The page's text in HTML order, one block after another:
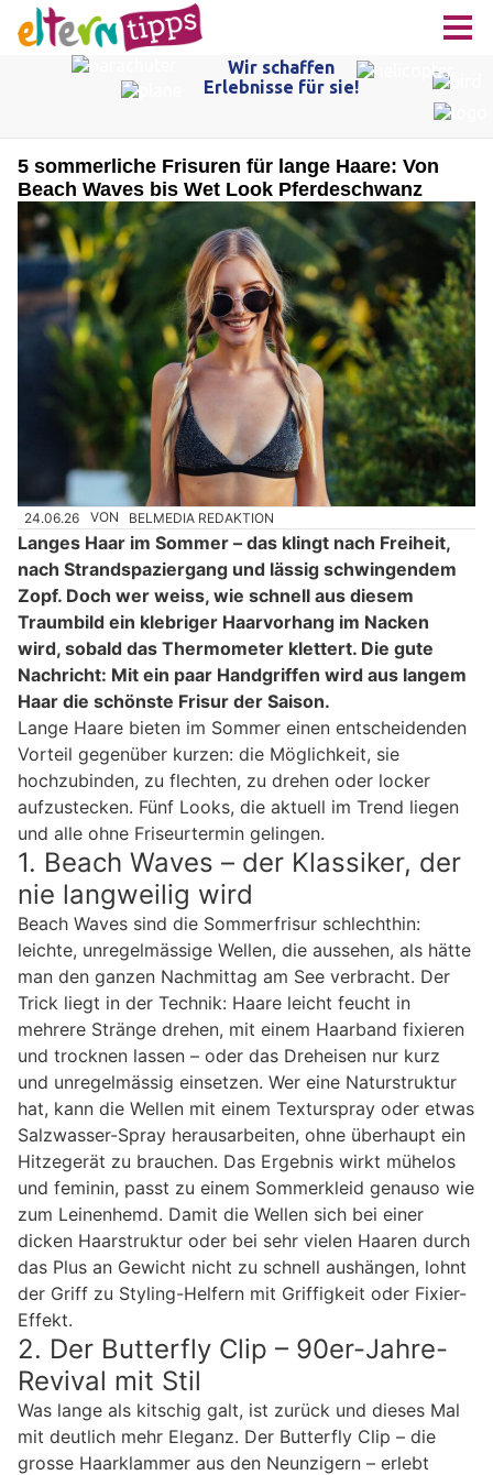
5 sommerliche Frisuren für lange Haare: Von
Beach Waves bis Wet Look Pferdeschwanz
24.06.26 VON BELMEDIA REDAKTION
Langes Haar im Sommer – das klingt nach Freiheit,
nach Strandspaziergang und lässig schwingendem
Zopf. Doch wer weiss, wie schnell aus diesem
Traumbild ein klebriger Haarvorhang im Nacken
wird, sobald das Thermometer klettert. Die gute
Nachricht: Mit ein paar Handgriffen wird aus langem
Haar die schönste Frisur der Saison.
Lange Haare bieten im Sommer einen entscheidenden
Vorteil gegenüber kurzen: die Möglichkeit, sie
hochzubinden, zu flechten, zu drehen oder locker
aufzustecken. Fünf Looks, die aktuell im Trend liegen
und alle ohne Friseurtermin gelingen.
1. Beach Waves – der Klassiker, der
nie langweilig wird
Beach Waves sind die Sommerfrisur schlechthin:
leichte, unregelmässige Wellen, die aussehen, als hätte
man den ganzen Nachmittag am See verbracht. Der
Trick liegt in der Technik: Haare leicht feucht in
mehrere Stränge drehen, mit einem Haarband fixieren
und trocknen lassen – oder das Dreheisen nur kurz
und unregelmässig einsetzen. Wer eine Naturstruktur
hat, kann die Wellen mit einem Texturspray oder etwas
Salzwasser-Spray herausarbeiten, ohne überhaupt ein
Hitzegerät zu brauchen. Das Ergebnis wirkt mühelos
und feminin, passt zu einem Sommerkleid genauso wie
zum Leinenhemd. Damit die Wellen sich bei einer
dicken Haarstruktur oder bei sehr vielen Haaren durch
das Plus an Gewicht nicht zu schnell aushängen, lohnt
der Griff zu Styling-Helfern mit Griffigkeit oder Fixier-
Effekt.
2. Der Butterfly Clip – 90er-Jahre-
Revival mit Stil
Was lange als kitschig galt, ist zurück und dieses Mal
mit deutlich mehr Eleganz. Der Butterfly Clip – die
grosse Haarklammer aus den Neunzigern – erlebt